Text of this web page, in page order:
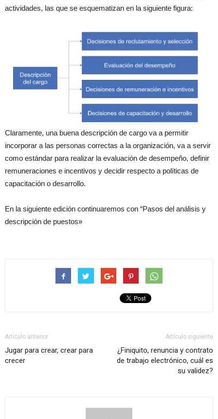
actividades, las que se esquematizan en la siguiente figura:
Claramente, una buena descripción de cargo va a permitir
incorporar a las personas correctas a la organización, va a servir
como estándar para realizar la evaluación de desempeño, definir
remuneraciones e incentivos y decidir respecto a políticas de
capacitación o desarrollo.
En la siguiente edición continuaremos con “Pasos del análisis y
descripción de puestos»
Artículo anterior
Jugar para crear, crear para
crecer
Artículo siguiente
¿Finiquito, renuncia y contrato
de trabajo electrónico, cuál es
su validez?